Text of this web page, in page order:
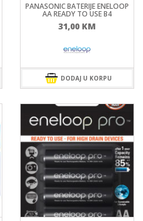
PANASONIC BATERIJE ENELOOP
AA READY TO USE B4
31,00 KM
DODAJ U KORPU